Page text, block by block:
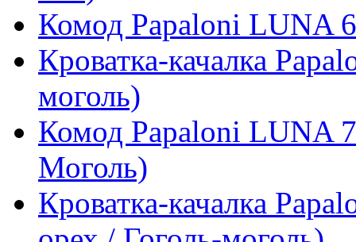
Комод Papaloni LUNA
Кроватка-качалка
моголь)
Комод Papaloni LUNA
Моголь)
Кроватка-качалка